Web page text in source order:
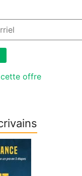
cette offre